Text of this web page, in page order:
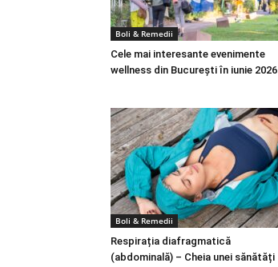
Boli & Remedii
Cele mai interesante evenimente
wellness din București în iunie 2026
Boli & Remedii
Respirația diafragmatică
(abdominală) – Cheia unei sănătăți